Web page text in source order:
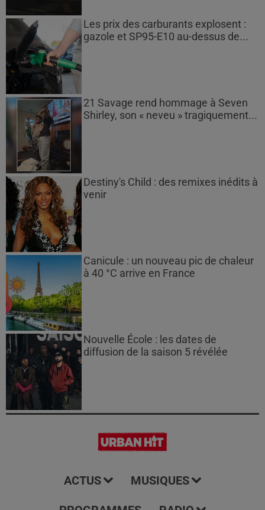
Les prix des carburants explosent :
gazole et SP95-E10 au-dessus de...
21 Savage rend hommage à Seven
Shirley, son « neveu » tragiquement...
Destiny's Child : des remixes inédits à
venir
Canicule : un nouveau pic de chaleur
à 40 °C arrive en France
Nouvelle École : les dates de
diffusion de la saison 5 révélée
ACTUS MUSIQUES